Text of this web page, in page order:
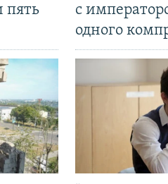
пять
с
одного